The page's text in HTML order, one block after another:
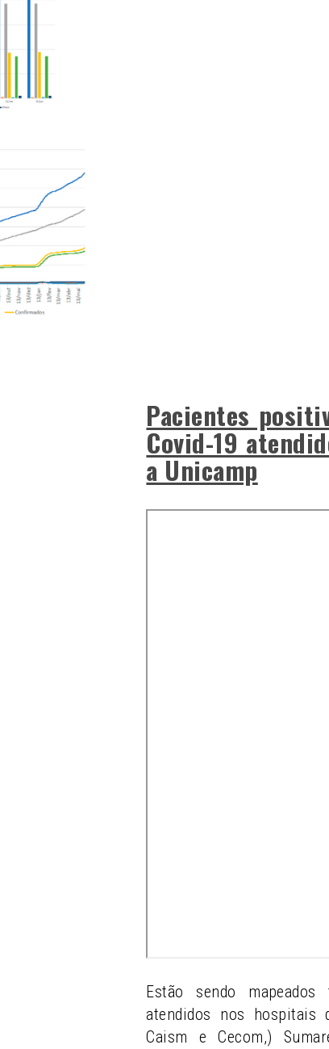
Pacientes
Covid-19
a Unicamp
Estão sendo
atendidos nos hospitais
Caism e Cecom,)